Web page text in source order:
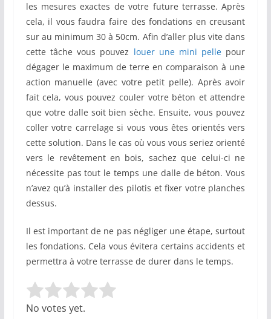
les mesures exactes de votre future terrasse. Après
cela, il vous faudra faire des fondations en creusant
sur au minimum 30 à 50cm. Afin d’aller plus vite dans
cette tâche vous pouvez louer une mini pelle pour
dégager le maximum de terre en comparaison à une
action manuelle (avec votre petit pelle). Après avoir
fait cela, vous pouvez couler votre béton et attendre
que votre dalle soit bien sèche. Ensuite, vous pouvez
coller votre carrelage si vous vous êtes orientés vers
cette solution. Dans le cas où vous vous seriez orienté
vers le revêtement en bois, sachez que celui-ci ne
nécessite pas tout le temps une dalle de béton. Vous
n’avez qu’à installer des pilotis et fixer votre planches
dessus.
Il est important de ne pas négliger une étape, surtout
les fondations. Cela vous évitera certains accidents et
permettra à votre terrasse de durer dans le temps.
Rate this item:
No votes yet.